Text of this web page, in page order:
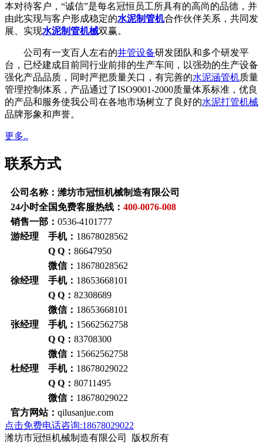
本对待客户，“诚信”是每名冠恒员工所具有的高尚的品德，并
由此实现与客户形成稳定的水泥制管机合作伙伴关系，共同发
展、实现水泥制管机械双赢。
公司有一支百人左右的井管设备研发团队和多个研发平
台，已经建成目前同行业前排的生产车间，以强劲的生产设备
强化产品品质，同时严把质量关口，有完善的水泥涵管机质量
管理控制体系，产品通过了ISO9001-2000质量体系标准，优良
的产品和服务使我公司在各地市场树立了良好的水泥打管机械
品牌形象和声誉。
更多..
联系方式
公司名称：潍坊市冠恒机械制造有限公司
24小时全国免费客服热线： 400-0076-008
销售一部： 0536-4101777
游经理 手机： 18678028562
Q Q： 86647950
微信： 18678028562
徐经理 手机： 18653668101
Q Q： 82308689
微信： 18653668101
张经理 手机： 15662562758
Q Q： 83708300
微信： 15662562758
杜经理 手机： 18678029022
Q Q： 80711495
微信： 18678029022
官方网站： qilusanjue.com
点击免费电话咨询:18678029022
潍坊市冠恒机械制造有限公司 版权所有